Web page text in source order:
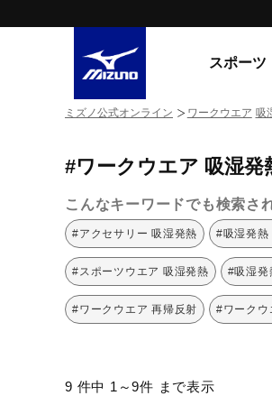
スポーツ
ライフスタイルウエア
ランニング
サッカー／フットサル
トレーニング
野球
バレーボール
MXR
ゴア
コラ
その
ミズノ公式オンライン ワークウエア 吸
#ワークウエア 吸湿発
こんなキーワードでも検索さ
#アクセサリー 吸湿発熱 #吸湿発熱
#スポーツウエア 吸湿発熱 #吸湿発
#ワークウエア 再帰反射 #ワークウ
9 件中 1～9件 まで表示